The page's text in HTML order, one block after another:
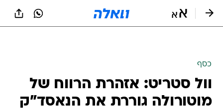
כסף
וול סטריט: אזהרת הרווח של
מוטורולה גוררת את הנאסד"ק